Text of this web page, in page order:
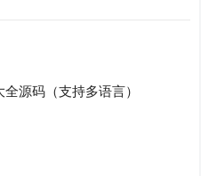
源码（支持多语言）